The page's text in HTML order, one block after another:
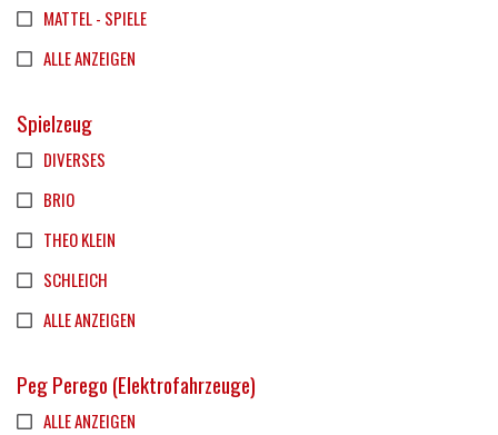
MATTEL - SPIELE
ALLE ANZEIGEN
Spielzeug
DIVERSES
BRIO
THEO KLEIN
SCHLEICH
ALLE ANZEIGEN
Peg Perego (Elektrofahrzeuge)
ALLE ANZEIGEN